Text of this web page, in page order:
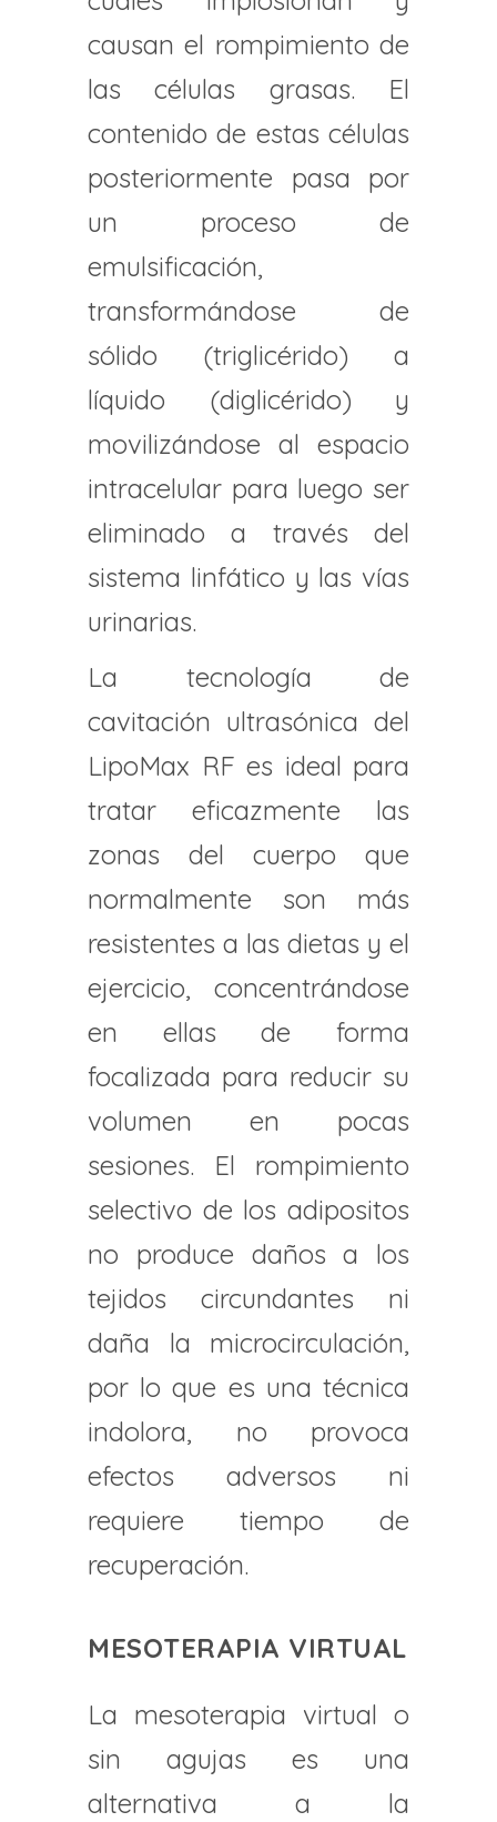
causan el rompimiento de
las células grasas. El
contenido de estas células
posteriormente pasa por
un proceso de
emulsificación,
transformándose de
sólido (triglicérido) a
líquido (diglicérido) y
movilizándose al espacio
intracelular para luego ser
eliminado a través del
sistema linfático y las vías
urinarias.
La tecnología de
cavitación ultrasónica del
LipoMax RF es ideal para
tratar eficazmente las
zonas del cuerpo que
normalmente son más
resistentes a las dietas y el
ejercicio, concentrándose
en ellas de forma
focalizada para reducir su
volumen en pocas
sesiones. El rompimiento
selectivo de los adipositos
no produce daños a los
tejidos circundantes ni
daña la microcirculación,
por lo que es una técnica
indolora, no provoca
efectos adversos ni
requiere tiempo de
recuperación.
MESOTERAPIA VIRTUAL
La mesoterapia virtual o
sin agujas es una
alternativa a la